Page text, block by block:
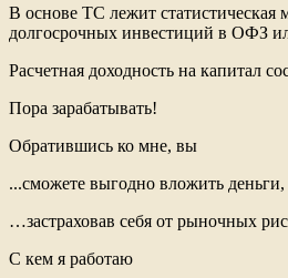
В основе ТС лежит
долгосрочных инвестиций в ОФЗ
Расчетная доходность на капитал
Пора зарабатывать!
Обратившись ко мне, вы
...сможете выгодно вложить
…застраховав себя от рыночных
С кем я работаю